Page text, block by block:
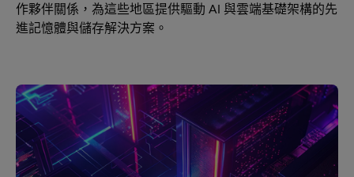
作夥伴關係，為這些地區提供驅動 AI 與雲端基礎架構的先
進記憶體與儲存解決方案。